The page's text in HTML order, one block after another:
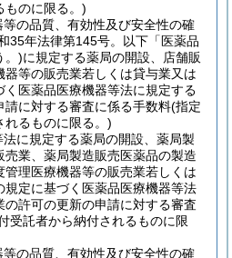
ものに限る。)
等の品質、有効性及び安全性の確
35年法律第145号。以下「医薬品
。)に規定する薬局の開設、店舗販
等の販売業若しくは貸与業又は
医薬品医療機器等法に規定する
請に対する審査に係る手数料(指定
れるものに限る。)
に規定する薬局の開設、薬局製
業、薬局製造販売医薬品の製造
理医療機器等の販売業若しくは
規定に基づく医薬品医療機器等法
の許可の更新の申請に対する審査
受託者から納付されるものに限
等の品質、有効性及び安全性の確